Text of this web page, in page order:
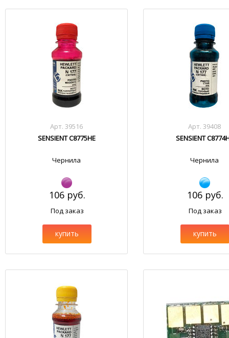
Арт. 39516
SENSIENT C8775HE
Чернила
106 руб.
Под заказ
купить
Арт. 39408
SENSIENT
Чернила
106 руб.
Под заказ
купить